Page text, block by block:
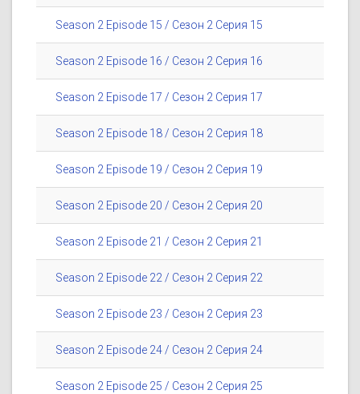
Season 2 Episode 15 / Сезон 2 Серия 15
Season 2 Episode 16 / Сезон 2 Серия 16
Season 2 Episode 17 / Сезон 2 Серия 17
Season 2 Episode 18 / Сезон 2 Серия 18
Season 2 Episode 19 / Сезон 2 Серия 19
Season 2 Episode 20 / Сезон 2 Серия 20
Season 2 Episode 21 / Сезон 2 Серия 21
Season 2 Episode 22 / Сезон 2 Серия 22
Season 2 Episode 23 / Сезон 2 Серия 23
Season 2 Episode 24 / Сезон 2 Серия 24
Season 2 Episode 25 / Сезон 2 Серия 25